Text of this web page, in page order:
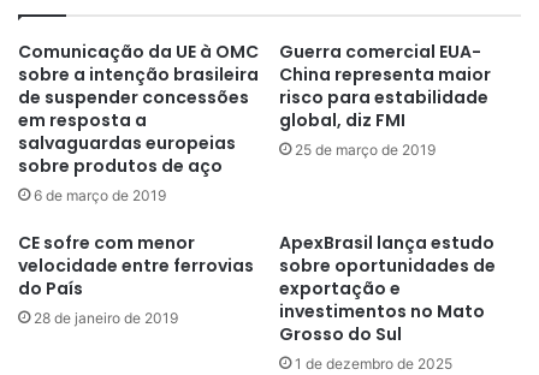
Comunicação da UE à OMC
sobre a intenção brasileira
de suspender concessões
em resposta a
salvaguardas europeias
sobre produtos de aço
6 de março de 2019
Guerra comercial EUA-
China representa maior
risco para estabilidade
global, diz FMI
25 de março de 2019
CE sofre com menor
velocidade entre ferrovias
do País
28 de janeiro de 2019
ApexBrasil lança estudo
sobre oportunidades de
exportação e
investimentos no Mato
Grosso do Sul
1 de dezembro de 2025